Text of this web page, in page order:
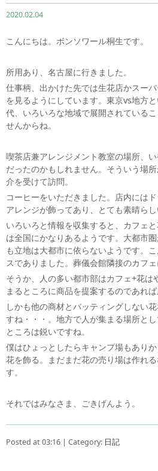
2020.02.04
こんにちは。ボンソワール桐生です。
所用あり、名古屋に行きました。
仕事柄、出かけた先では生花店かスー
を見るようにしています。東京vs地方
代、いろいろな地域で展開されている
せんからね。
喫茶店兼アレンジメント教室の場所、
だったのかもしれません。そういう場
介を受けて訪問。
コーヒーをいただきました。店内には
アレンジが飾ってあり、とても素晴らし
いろいろと情報を収集すると、カフェ
は全国にかなりあるようです。大都市
も立地は大都市に依らないようです。
スでありました。葬儀会館隣接のカフェ
そうか、人の多い都市部はカフェ+花は
まるところに商品を提案するのであれば
しかも他の商材とバッティングしない
すね・・・。地方で人が集まる場所と
ところは鋭いですね。
僕はひょっとしたらキャンプ場もあり
花を飾る。まだまだ花の売り場は作れ
す。
それではみなさま、ごきげんよう。
Posted at 03:16 | Category: 日記